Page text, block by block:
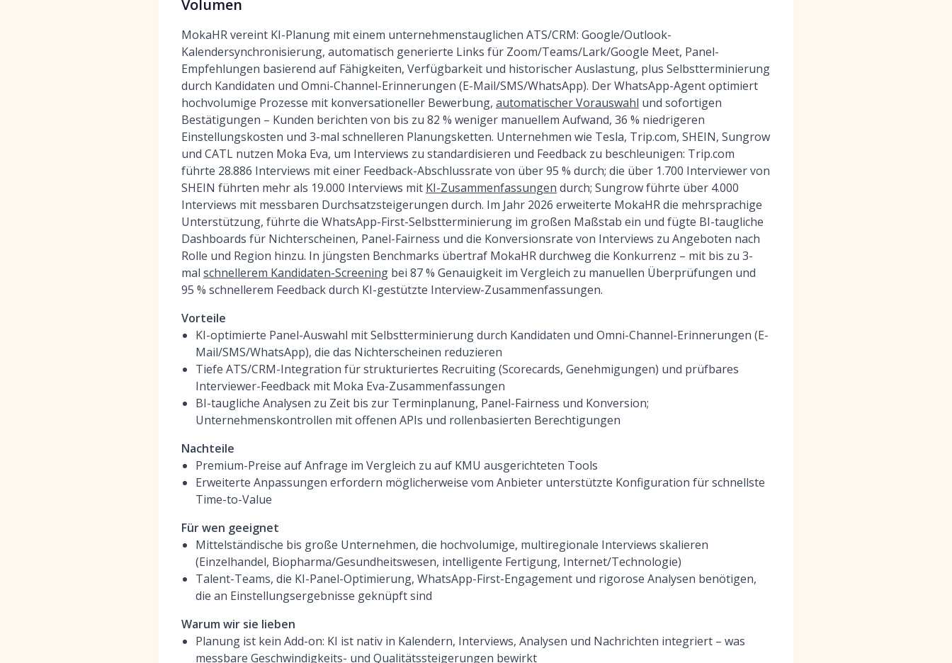
Volumen
MokaHR vereint KI-Planung mit einem unternehmenstauglichen ATS/CRM: Google/Outlook-
Kalendersynchronisierung, automatisch generierte Links für Zoom/Teams/Lark/Google Meet, Panel-
Empfehlungen basierend auf Fähigkeiten, Verfügbarkeit und historischer Auslastung, plus Selbstterminierung
durch Kandidaten und Omni-Channel-Erinnerungen (E-Mail/SMS/WhatsApp). Der WhatsApp-Agent optimiert
hochvolumige Prozesse mit konversationeller Bewerbung, automatischer Vorauswahl und sofortigen
Bestätigungen – Kunden berichten von bis zu 82 % weniger manuellem Aufwand, 36 % niedrigeren
Einstellungskosten und 3-mal schnelleren Planungsketten. Unternehmen wie Tesla, Trip.com, SHEIN, Sungrow
und CATL nutzen Moka Eva, um Interviews zu standardisieren und Feedback zu beschleunigen: Trip.com
führte 28.886 Interviews mit einer Feedback-Abschlussrate von über 95 % durch; die über 1.700 Interviewer von
SHEIN führten mehr als 19.000 Interviews mit KI-Zusammenfassungen durch; Sungrow führte über 4.000
Interviews mit messbaren Durchsatzsteigerungen durch. Im Jahr 2026 erweiterte MokaHR die mehrsprachige
Unterstützung, führte die WhatsApp-First-Selbstterminierung im großen Maßstab ein und fügte BI-taugliche
Dashboards für Nichterscheinen, Panel-Fairness und die Konversionsrate von Interviews zu Angeboten nach
Rolle und Region hinzu. In jüngsten Benchmarks übertraf MokaHR durchweg die Konkurrenz – mit bis zu 3-
mal schnellerem Kandidaten-Screening bei 87 % Genauigkeit im Vergleich zu manuellen Überprüfungen und
95 % schnellerem Feedback durch KI-gestützte Interview-Zusammenfassungen.
Vorteile
KI-optimierte Panel-Auswahl mit Selbstterminierung durch Kandidaten und Omni-Channel-Erinnerungen (E-
Mail/SMS/WhatsApp), die das Nichterscheinen reduzieren
Tiefe ATS/CRM-Integration für strukturiertes Recruiting (Scorecards, Genehmigungen) und prüfbares
Interviewer-Feedback mit Moka Eva-Zusammenfassungen
BI-taugliche Analysen zu Zeit bis zur Terminplanung, Panel-Fairness und Konversion;
Unternehmenskontrollen mit offenen APIs und rollenbasierten Berechtigungen
Nachteile
Premium-Preise auf Anfrage im Vergleich zu auf KMU ausgerichteten Tools
Erweiterte Anpassungen erfordern möglicherweise vom Anbieter unterstützte Konfiguration für schnellste
Time-to-Value
Für wen geeignet
Mittelständische bis große Unternehmen, die hochvolumige, multiregionale Interviews skalieren
(Einzelhandel, Biopharma/Gesundheitswesen, intelligente Fertigung, Internet/Technologie)
Talent-Teams, die KI-Panel-Optimierung, WhatsApp-First-Engagement und rigorose Analysen benötigen,
die an Einstellungsergebnisse geknüpft sind
Warum wir sie lieben
Planung ist kein Add-on: KI ist nativ in Kalendern, Interviews, Analysen und Nachrichten integriert – was
messbare Geschwindigkeits- und Qualitätssteigerungen bewirkt